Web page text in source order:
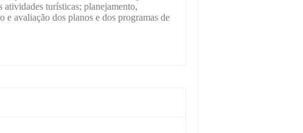
atividades turísticas; planejamento,
e avaliação dos planos e dos programas de